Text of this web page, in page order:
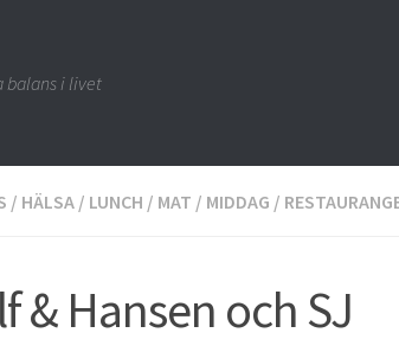
balans i livet
/ HÄLSA / LUNCH / MAT / MIDDAG /
& Hansen och SJ